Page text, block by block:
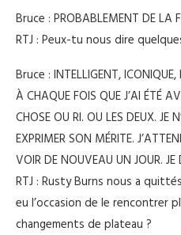
Bruce : PROBABLEMENT DE LA
RTJ : Peux-tu nous dire
Bruce : INTELLIGENT, ICONIQUE,
À CHAQUE FOIS QUE J’AI ÉTÉ
CHOSE OU RI. OU LES DEUX. JE
EXPRIMER SON MÉRITE.
VOIR DE NOUVEAU UN JOUR. JE
RTJ : Rusty Burns nous a
eu l’occasion de le rencontrer
changements de plateau ?